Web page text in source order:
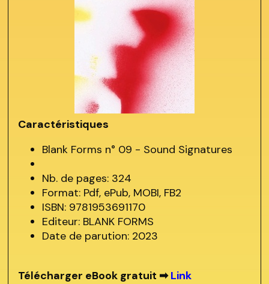
Caractéristiques
Blank Forms n° 09 - Sound Signatures
Nb. de pages: 324
Format: Pdf, ePub, MOBI, FB2
ISBN: 9781953691170
Editeur: BLANK FORMS
Date de parution: 2023
Télécharger eBook gratuit ➡Link